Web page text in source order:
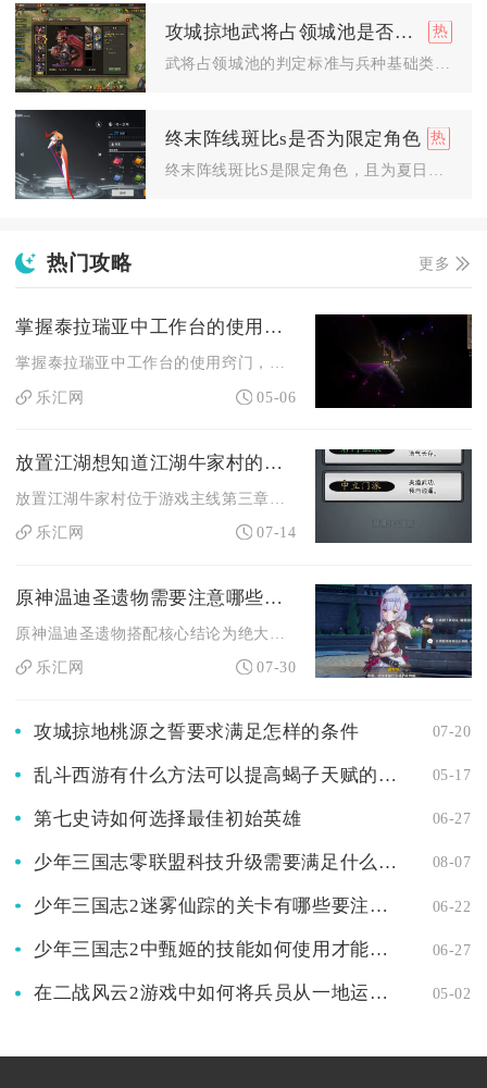
攻城掠地武将占领城池是否与兵种有关
终末阵线斑比s是否为限定角色
热门攻略 更多
掌握泰拉瑞亚中工作台的使用方法有哪些窍门
掌握泰拉瑞亚中工作台的使用窍门，核心在于精准把控激活范围、高...
乐汇网
05-06
放置江湖想知道江湖牛家村的所在地点
乐汇网
07-14
原神温迪圣遗物需要注意哪些搭配细节
乐汇网
07-30
攻城掠地桃源之誓要求满足怎样的条件 07-20
乱斗西游有什么方法可以提高蝎子天赋的加点效果 05-17
第七史诗如何选择最佳初始英雄 06-27
少年三国志零联盟科技升级需要满足什么条件 08-07
少年三国志2迷雾仙踪的关卡有哪些要注意的地方 06-22
少年三国志2中甄姬的技能如何使用才能更有效果 06-27
在二战风云2游戏中如何将兵员从一地运送到另一地 05-02